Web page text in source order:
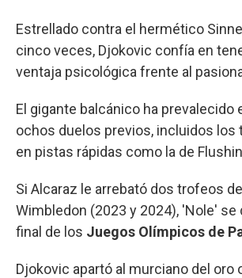
Estrellado contra el hermético
cinco veces, Djokovic confía en
ventaja psicológica frente al
El gigante balcánico ha prevalecido
ochos duelos previos, incluidos los
en pistas rápidas como la de
Si Alcaraz le arrebató dos trofeos
Wimbledon (2023 y 2024), 'Nole' se
final de los Juegos Olímpicos de
Djokovic apartó al murciano del oro